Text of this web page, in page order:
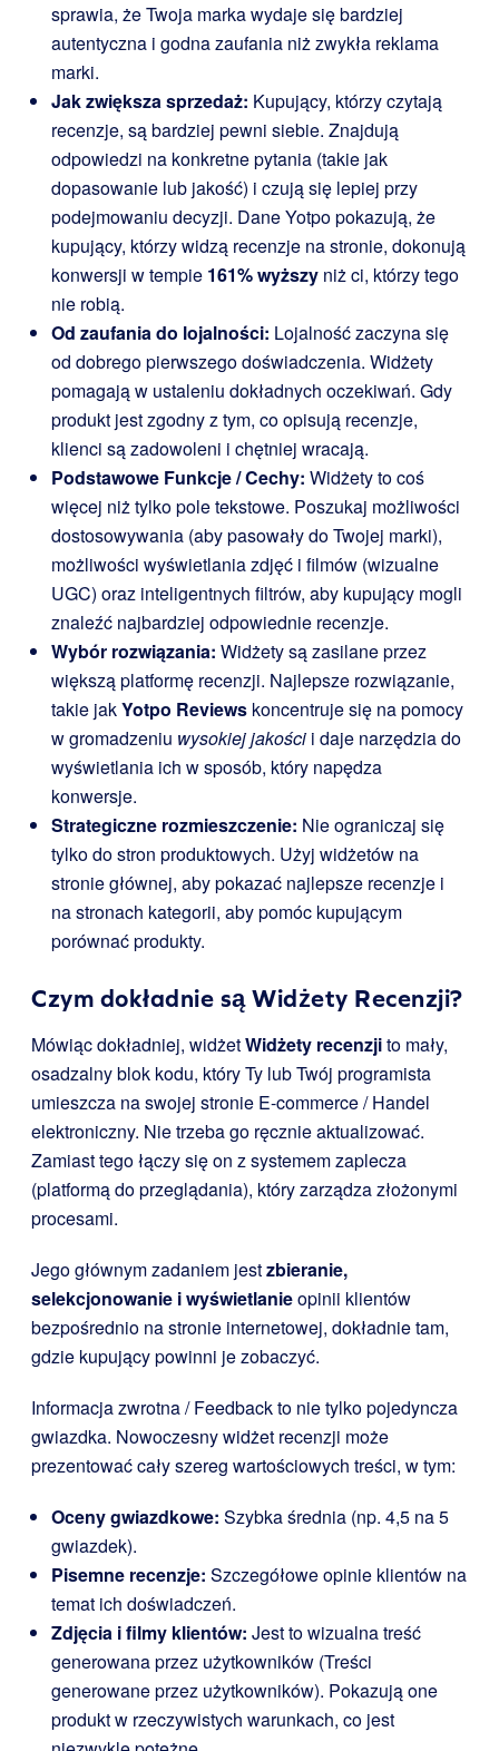
sprawia, że Twoja marka wydaje się bardziej
autentyczna i godna zaufania niż zwykła reklama
marki.
Jak zwiększa sprzedaż: Kupujący, którzy czytają
recenzje, są bardziej pewni siebie. Znajdują
odpowiedzi na konkretne pytania (takie jak
dopasowanie lub jakość) i czują się lepiej przy
podejmowaniu decyzji. Dane Yotpo pokazują, że
kupujący, którzy widzą recenzje na stronie, dokonują
konwersji w tempie 161% wyższy niż ci, którzy tego
nie robią.
Od zaufania do lojalności: Lojalność zaczyna się
od dobrego pierwszego doświadczenia. Widżety
pomagają w ustaleniu dokładnych oczekiwań. Gdy
produkt jest zgodny z tym, co opisują recenzje,
klienci są zadowoleni i chętniej wracają.
Podstawowe Funkcje / Cechy: Widżety to coś
więcej niż tylko pole tekstowe. Poszukaj możliwości
dostosowywania (aby pasowały do Twojej marki),
możliwości wyświetlania zdjęć i filmów (wizualne
UGC) oraz inteligentnych filtrów, aby kupujący mogli
znaleźć najbardziej odpowiednie recenzje.
Wybór rozwiązania: Widżety są zasilane przez
większą platformę recenzji. Najlepsze rozwiązanie,
takie jakYotpo Reviews koncentruje się na pomocy
w gromadzeniu wysokiej jakości i daje narzędzia do
wyświetlania ich w sposób, który napędza
konwersje.
Strategiczne rozmieszczenie: Nie ograniczaj się
tylko do stron produktowych. Użyj widżetów na
stronie głównej, aby pokazać najlepsze recenzje i
na stronach kategorii, aby pomóc kupującym
porównać produkty.
Czym dokładnie są Widżety Recenzji?
Mówiąc dokładniej, widżetWidżety recenzjito mały,
osadzalny blok kodu, który Ty lub Twój programista
umieszcza na swojej stronie E-commerce / Handel
elektroniczny. Nie trzeba go ręcznie aktualizować.
Zamiast tego łączy się on z systemem zaplecza
(platformą do przeglądania), który zarządza złożonymi
procesami.
Jego głównym zadaniem jestzbieranie,
selekcjonowanie i wyświetlanieopinii klientów
bezpośrednio na stronie internetowej, dokładnie tam,
gdzie kupujący powinni je zobaczyć.
Informacja zwrotna / Feedback to nie tylko pojedyncza
gwiazdka. Nowoczesny widżet recenzji może
prezentować cały szereg wartościowych treści, w tym:
Oceny gwiazdkowe: Szybka średnia (np. 4,5 na 5
gwiazdek).
Pisemne recenzje: Szczegółowe opinie klientów na
temat ich doświadczeń.
Zdjęcia i filmy klientów: Jest to wizualna treść
generowana przez użytkowników (Treści
generowane przez użytkowników). Pokazują one
produkt w rzeczywistych warunkach, co jest